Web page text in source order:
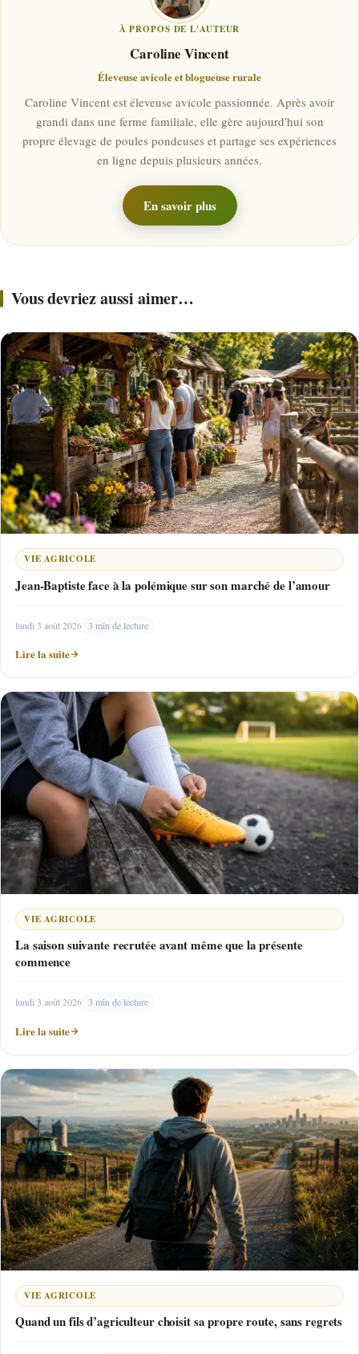
À PROPOS DE L'AUTEUR
Caroline Vincent
Éleveuse avicole et blogueuse rurale
Caroline Vincent est éleveuse avicole passionnée. Après avoir
grandi dans une ferme familiale, elle gère aujourd'hui son
propre élevage de poules pondeuses et partage ses expériences
en ligne depuis plusieurs années.
En savoir plus
Vous devriez aussi aimer…
VIE AGRICOLE
Jean-Baptiste face à la polémique sur son marché de l’amour
lundi 3 août 2026 3 min de lecture
Lire la suite
VIE AGRICOLE
La saison suivante recrutée avant même que la présente
commence
lundi 3 août 2026 3 min de lecture
Lire la suite
VIE AGRICOLE
Quand un fils d’agriculteur choisit sa propre route, sans regrets